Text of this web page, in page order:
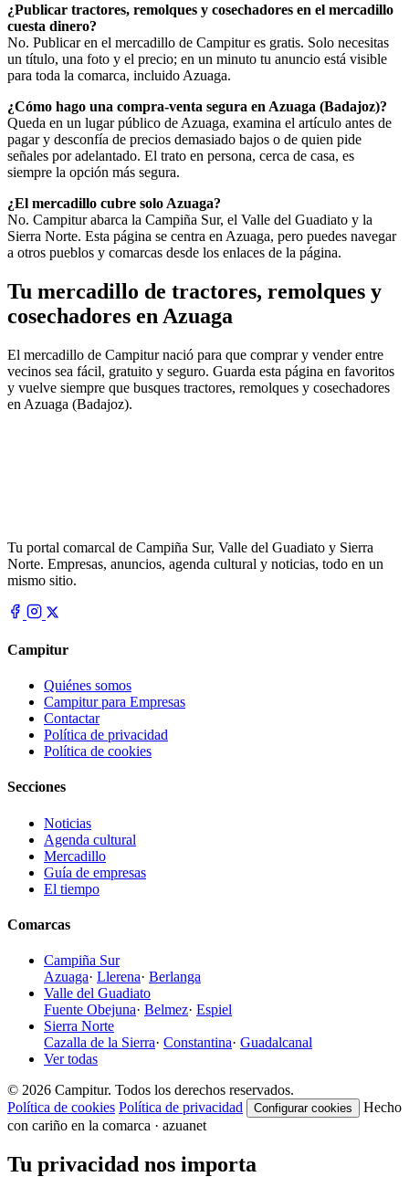
¿Publicar tractores, remolques y cosechadores en el mercadillo
cuesta dinero?
No. Publicar en el mercadillo de Campitur es gratis. Solo necesitas
un título, una foto y el precio; en un minuto tu anuncio está visible
para toda la comarca, incluido Azuaga.
¿Cómo hago una compra-venta segura en Azuaga (Badajoz)?
Queda en un lugar público de Azuaga, examina el artículo antes de
pagar y desconfía de precios demasiado bajos o de quien pide
señales por adelantado. El trato en persona, cerca de casa, es
siempre la opción más segura.
¿El mercadillo cubre solo Azuaga?
No. Campitur abarca la Campiña Sur, el Valle del Guadiato y la
Sierra Norte. Esta página se centra en Azuaga, pero puedes navegar
a otros pueblos y comarcas desde los enlaces de la página.
Tu mercadillo de tractores, remolques y
cosechadores en Azuaga
El mercadillo de Campitur nació para que comprar y vender entre
vecinos sea fácil, gratuito y seguro. Guarda esta página en favoritos
y vuelve siempre que busques tractores, remolques y cosechadores
en Azuaga (Badajoz).
Tu portal comarcal de Campiña Sur, Valle del Guadiato y Sierra
Norte. Empresas, anuncios, agenda cultural y noticias, todo en un
mismo sitio.
Campitur
Quiénes somos
Campitur para Empresas
Contactar
Política de privacidad
Política de cookies
Secciones
Noticias
Agenda cultural
Mercadillo
Guía de empresas
El tiempo
Comarcas
Campiña Sur
Azuaga· Llerena· Berlanga
Valle del Guadiato
Fuente Obejuna· Belmez· Espiel
Sierra Norte
Cazalla de la Sierra· Constantina· Guadalcanal
Ver todas
© 2026 Campitur. Todos los derechos reservados.
Política de cookies Política de privacidad Configurar cookies
Hecho
con cariño en la comarca · azuanet
Tu privacidad nos importa